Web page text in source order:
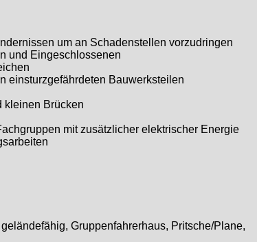
um an Schadenstellen vorzudringen
und Eingeschlossenen
einsturzgefährdeten Bauwerksteilen
kleinen Brücken
mit zusätzlicher elektrischer Energie
Gruppenfahrerhaus, Pritsche/Plane,